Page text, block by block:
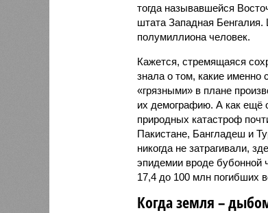
тогда называвшейся
штата Западная
полумиллиона человек.
Кажется, стремящаяся
знала о том, какие
«грязными» в плане
их демографию. А как ещё
природных катастроф
Пакистане, Бангладеш и
никогда не затрагивали,
эпидемии вроде бубонной
17,4 до 100 млн погибших
Когда земля –